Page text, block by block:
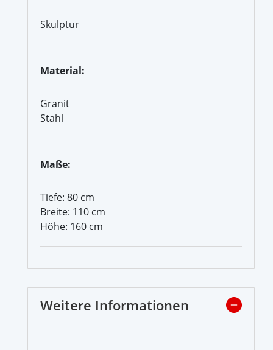
Skulptur
Material:
Granit
Stahl
Maße:
Tiefe: 80 cm
Breite: 110 cm
Höhe: 160 cm
Weitere Informationen